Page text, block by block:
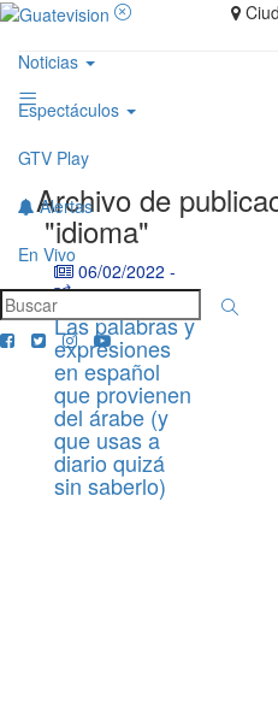
Noticias
Espectáculos
GTV Play
Alertas
En Vivo
Archivo de
"idioma"
06/02/2022 -
Las palabras y
expresiones
en español
que provienen
del árabe (y
que usas a
diario quizá
sin saberlo)